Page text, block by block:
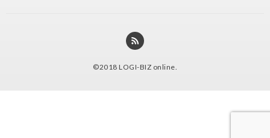
©2018 LOGI-BIZ online.